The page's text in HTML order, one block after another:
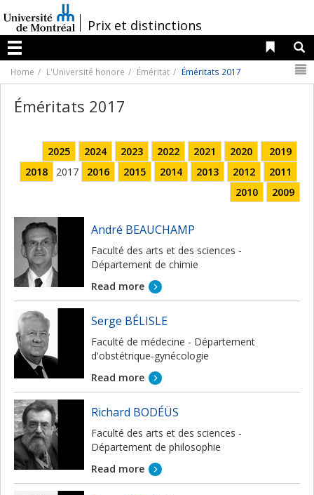
au
contenu
/Prix et distinctions
Menu
Liens
Home L'Université honore Éméritat Éméritats 2017
Éméritats 2017
2025 2024 2023 2022 2021 2020
2019
2018
2017 2016 2015 2014 2013 2012
2011
2010
2009
André BEAUCHAMP
Faculté des arts et des sciences -
Département de chimie
Read more
Serge BÉLISLE
Faculté de médecine - Département
d'obstétrique-gynécologie
Read more
Richard BODÉÜS
Faculté des arts et des sciences -
Département de philosophie
Read more